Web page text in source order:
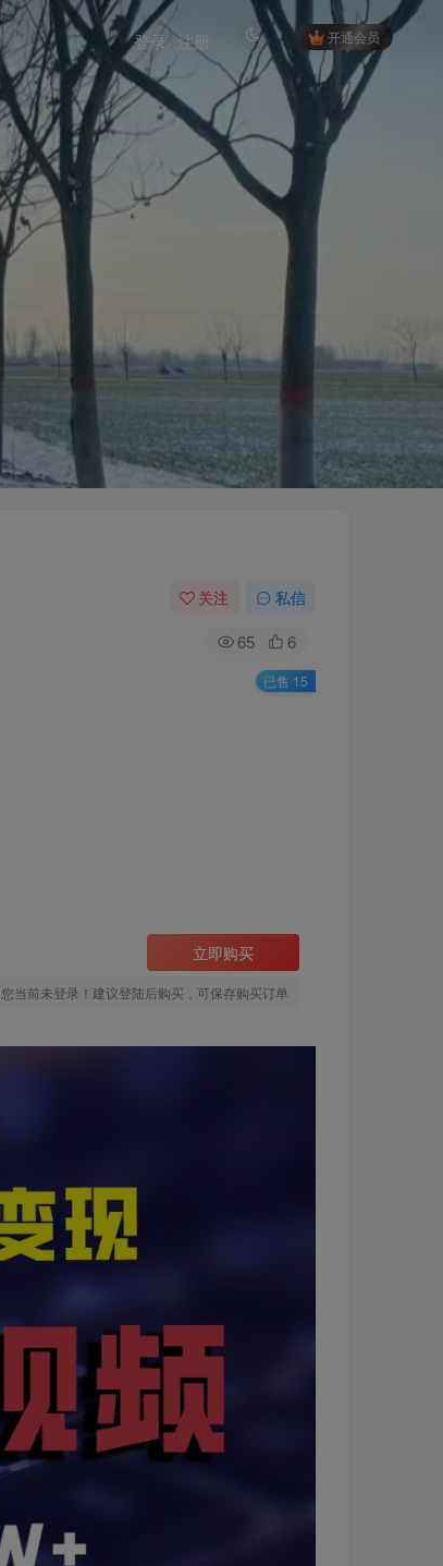
开通会员
登录 注册
关注 私信
65 6
立即购买
您当前未登录！建议登陆后购买，可保存购买订单
已售 15